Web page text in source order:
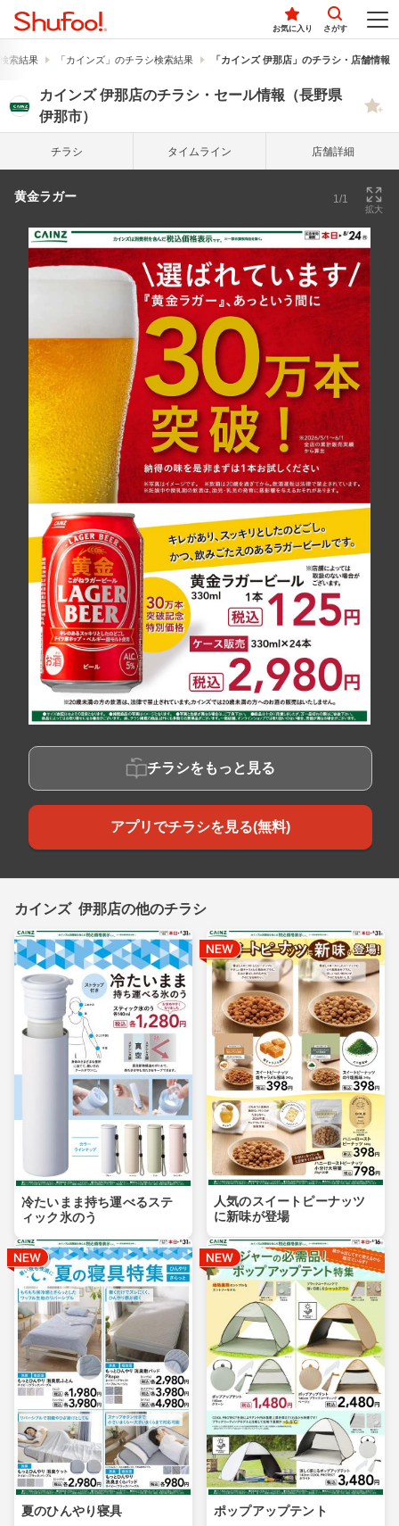
お気に入り さがす
索結果 「カインズ」のチラシ検索結果 「カインズ 伊那店」のチラシ・店舗情報
カインズ 伊那店のチラシ・セール情報（長野県
伊那市）
チラシ タイム ライン 店舗詳細
黄金ラガー 1/1
拡大
チラシをもっと見る
アプリでチラシを見る(無料)
カインズ 伊那店の他のチラシ
冷たいまま持ち運べるステ
ィック氷のう
人気のスイートピーナッツ
に新味が登場
夏のひんやり寝具 ポップアップテント